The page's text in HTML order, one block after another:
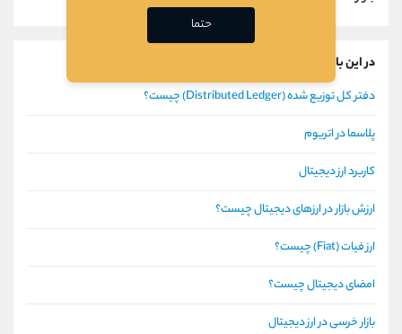
در این باره بیشتر بخوانید
دفتر کل توزیع شده (Distributed Ledger) چیست؟
پلاسما در اتریوم
کاربرد ارز دیجیتال
ارزش بازار در ارزهای دیجیتال چیست؟
ارز فیات (Fiat) چیست؟
امضای دیجیتال چیست؟
بازار خرسی در ارز دیجیتال
حتما